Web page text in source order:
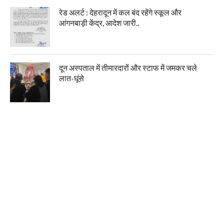
रेड अलर्ट : देहरादून में कल बंद रहेंगे स्कूल और
आंगनबाड़ी केंद्र, आदेश जारी..
दून अस्पताल में तीमारदारों और स्टाफ में जमकर चले
लात-घूंसे